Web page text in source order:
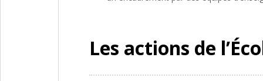
Les actions de